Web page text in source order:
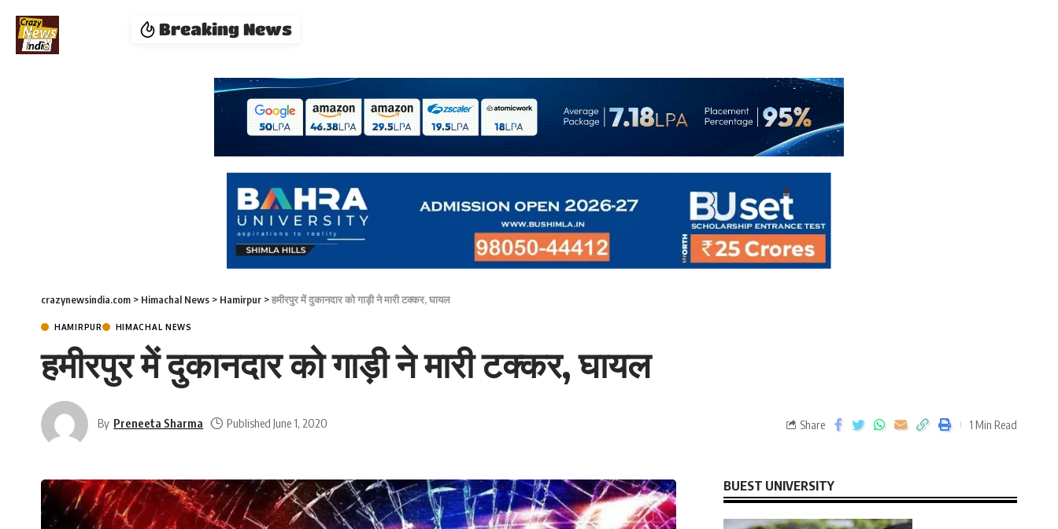
Breaking News
crazynewsindia.com > Himachal News > Hamirpur >हमीरपुर में दुकानदार को गाड़ी ने मारी टक्कर, घायल
HAMIRPUR HIMACHAL NEWS
हमीरपुर में दुकानदार को गाड़ी ने मारी टक्कर, घायल
By Preneeta Sharma Published June 1, 2020 Share 1 Min Read
BUEST UNIVERSITY